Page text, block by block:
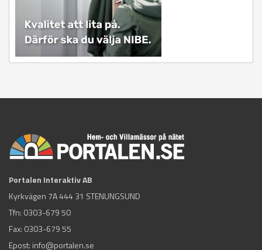
Portalen Interaktiv AB
Kyrkvägen 7A 444 31 STENUNGSUND
Tfn: 0303-679 50
Fax: 0303-679 55
Epost: info@portalen.se